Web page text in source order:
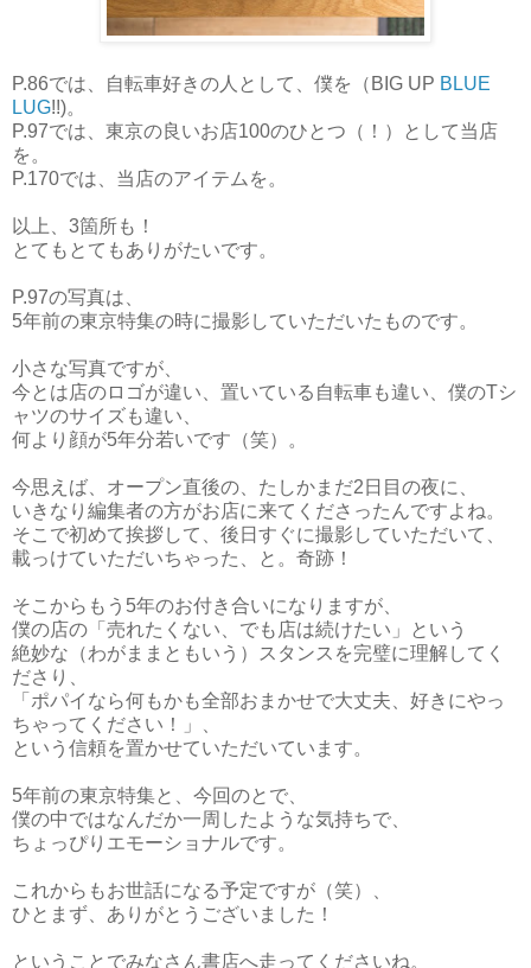
P.86では、自転車好きの人として、僕を（BIG UP BLUE
LUG!!)。
P.97では、東京の良いお店100のひとつ（！）として当店
を。
P.170では、当店のアイテムを。
以上、3箇所も！
とてもとてもありがたいです。
P.97の写真は、
5年前の東京特集の時に撮影していただいたものです。
小さな写真ですが、
今とは店のロゴが違い、置いている自転車も違い、僕のTシ
ャツのサイズも違い、
何より顔が5年分若いです（笑）。
今思えば、オープン直後の、たしかまだ2日目の夜に、
いきなり編集者の方がお店に来てくださったんですよね。
そこで初めて挨拶して、後日すぐに撮影していただいて、
載っけていただいちゃった、と。奇跡！
そこからもう5年のお付き合いになりますが、
僕の店の「売れたくない、でも店は続けたい」という
絶妙な（わがままともいう）スタンスを完璧に理解してく
ださり、
「ポパイなら何もかも全部おまかせで大丈夫、好きにやっ
ちゃってください！」、
という信頼を置かせていただいています。
5年前の東京特集と、今回のとで、
僕の中ではなんだか一周したような気持ちで、
ちょっぴりエモーショナルです。
これからもお世話になる予定ですが（笑）、
ひとまず、ありがとうございました！
ということでみなさん書店へ走ってくださいね。